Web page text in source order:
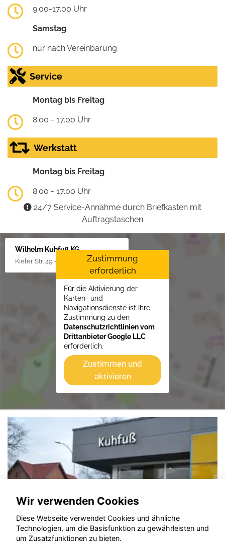
9.00-17.00 Uhr
Samstag
nur nach Vereinbarung
Service
Montag bis Freitag
8.00 - 17.00 Uhr
Werkstatt
Montag bis Freitag
8.00 - 17.00 Uhr
24/7 Service-Annahme durch Briefkasten mit
Auftragstaschen
Wilhelm Kuhfuß KG
Kieler Str. 49 - 51, 25451 Quickborn
Zustimmung
erforderlich
Für die Aktivierung der
Karten- und
Navigationsdienste ist Ihre
Zustimmung zu den
Datenschutzrichtlinien vom
Drittanbieter Google LLC
erforderlich.
Zustimmen und
aktivieren
Wir verwenden Cookies
Diese Webseite verwendet Cookies und ähnliche
Technologien, um die Basisfunktion zu gewährleisten und
um Zusatzfunktionen zu bieten.